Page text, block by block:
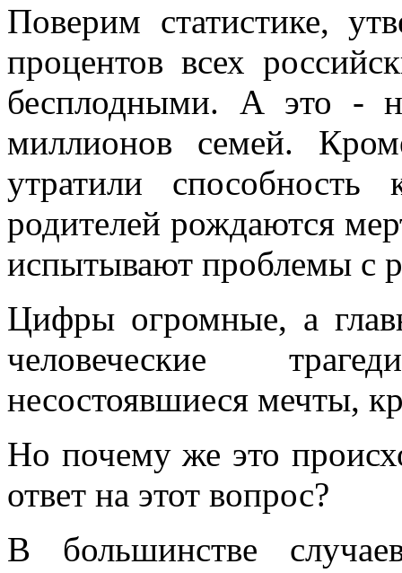
Поверим статистике,
процентов всех
бесплодными. А это -
миллионов семей.
утратили
родителей рождаются
испытывают проблемы с
Цифры огромные, а
человеческие
несостоявшиеся мечты,
Но почему же это
ответ на этот вопрос?
В большинстве